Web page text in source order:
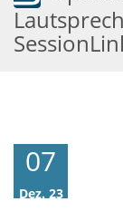
07
Dez. 23